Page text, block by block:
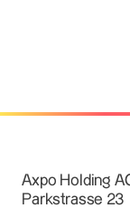
Axpo Holding
Parkstrasse 23